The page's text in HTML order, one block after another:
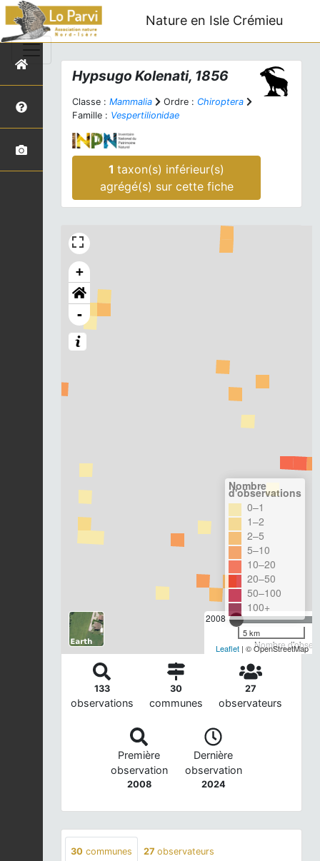
Nature en Isle Crémieu
Hypsugo Kolenati, 1856
Classe : Mammalia Ordre : Chiroptera
Famille : Vespertilionidae
1taxon(s) inférieur(s)
agrégé(s) sur cette fiche
+
-
2008
Nombre
Nombre
d'observations
0–1
1–2
2–5
5–10
10–20
20–50
50–100
100+
5 km
Leaflet | © OpenStreetMap
133
observations
30
communes
27
observateurs
Première
observation
2008
Dernière
observation
2024
30 communes 27 observateurs